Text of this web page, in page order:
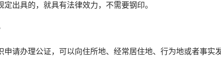
具的，就具有法律效力，不需要钢印。
办理公证，可以向住所地、经常居住地、行为地或者事实